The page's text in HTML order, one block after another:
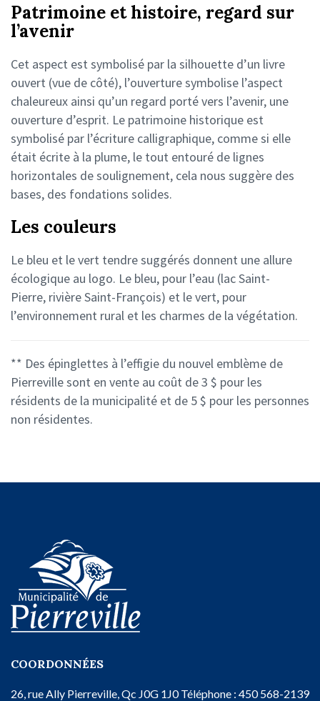
Patrimoine et histoire, regard sur
l’avenir
Cet aspect est symbolisé par la silhouette d’un livre
ouvert (vue de côté), l’ouverture symbolise l’aspect
chaleureux ainsi qu’un regard porté vers l’avenir, une
ouverture d’esprit. Le patrimoine historique est
symbolisé par l’écriture calligraphique, comme si elle
était écrite à la plume, le tout entouré de lignes
horizontales de soulignement, cela nous suggère des
bases, des fondations solides.
Les couleurs
Le bleu et le vert tendre suggérés donnent une allure
écologique au logo. Le bleu, pour l’eau (lac Saint-
Pierre, rivière Saint-François) et le vert, pour
l’environnement rural et les charmes de la végétation.
** Des épinglettes à l’effigie du nouvel emblème de
Pierreville sont en vente au coût de 3 $ pour les
résidents de la municipalité et de 5 $ pour les personnes
non résidentes.
COORDONNÉES
26, rue Ally Pierreville, Qc J0G 1J0Téléphone : 450 568-2139